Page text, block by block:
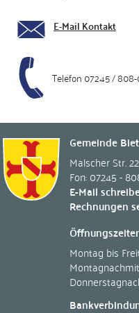
E-Mail Kontakt
Telefon 07245 /
Gemeinde
Malscher Str. 22
Fon: 07245 -
E-Mail
Rechnungen
Montag bis